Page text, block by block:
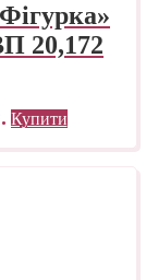
20,172
Купити